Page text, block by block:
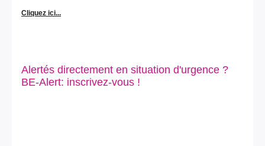
Cliquez ici...
Alertés directement en situation d'urgence ?
BE-Alert: inscrivez-vous !